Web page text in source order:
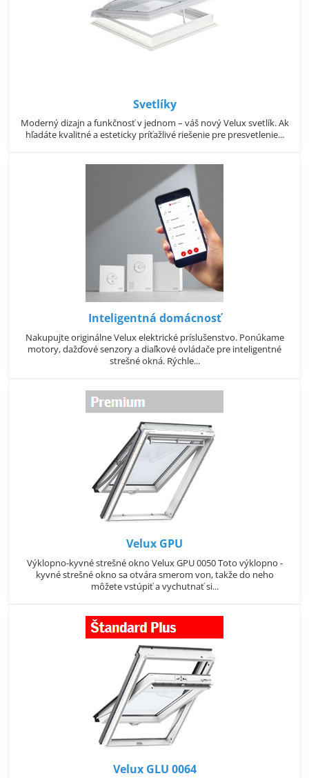
Svetlíky
Moderný dizajn a funkčnosť v jednom – váš nový Velux svetlík. Ak
hľadáte kvalitné a esteticky príťažlivé riešenie pre presvetlenie...
Inteligentná domácnosť
Nakupujte originálne Velux elektrické príslušenstvo. Ponúkame
motory, dažďové senzory a diaľkové ovládače pre inteligentné
strešné okná. Rýchle...
Velux GPU
Výklopno-kyvné strešné okno Velux GPU 0050 Toto výklopno -
kyvné strešné okno sa otvára smerom von, takže do neho
môžete vstúpiť a vychutnať si...
Velux GLU 0064